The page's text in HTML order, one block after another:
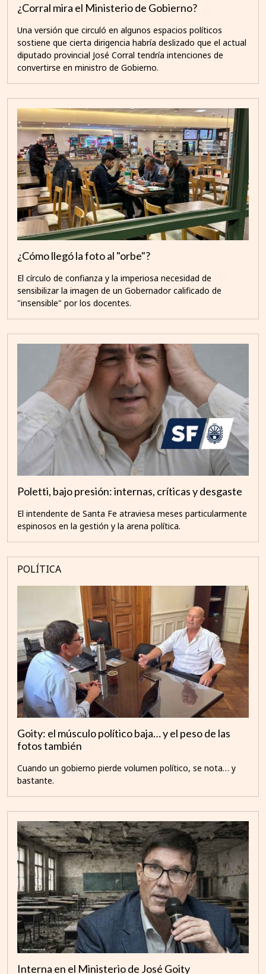
¿Corral mira el Ministerio de Gobierno?
Una versión que circuló en algunos espacios políticos
sostiene que cierta dirigencia habría deslizado que el actual
diputado provincial José Corral tendría intenciones de
convertirse en ministro de Gobierno.
¿Cómo llegó la foto al "orbe"?
El círculo de confianza y la imperiosa necesidad de
sensibilizar la imagen de un Gobernador calificado de
"insensible" por los docentes.
Poletti, bajo presión: internas, críticas y desgaste
El intendente de Santa Fe atraviesa meses particularmente
espinosos en la gestión y la arena política.
POLÍTICA
Goity: el músculo político baja… y el peso de las
fotos también
Cuando un gobierno pierde volumen político, se nota… y
bastante.
Interna en el Ministerio de José Goity